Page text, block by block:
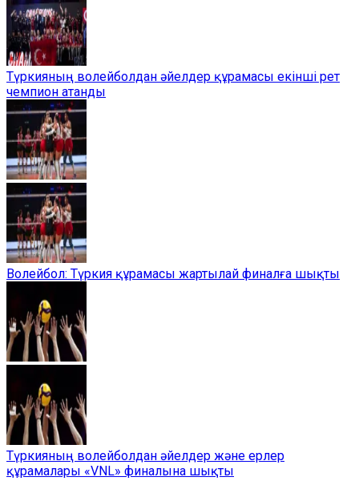
Түркияның волейболдан әйелдер құрамасы екінші рет
чемпион атанды
Волейбол: Түркия құрамасы жартылай финалға шықты
Түркияның волейболдан әйелдер және ерлер
құрамалары «VNL» финалына шықты